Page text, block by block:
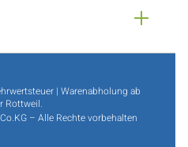
| Warenabholung ab
Rottweil.
– Alle Rechte vorbehalten